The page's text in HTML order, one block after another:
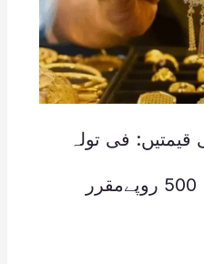
فی تولہ